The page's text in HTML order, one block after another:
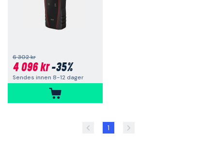
6 302 kr
4 096 kr-35%
Sendes innen 8-12 dager
1